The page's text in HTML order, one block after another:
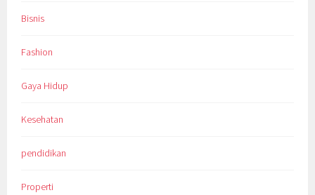
Bisnis
Fashion
Gaya Hidup
Kesehatan
pendidikan
Properti